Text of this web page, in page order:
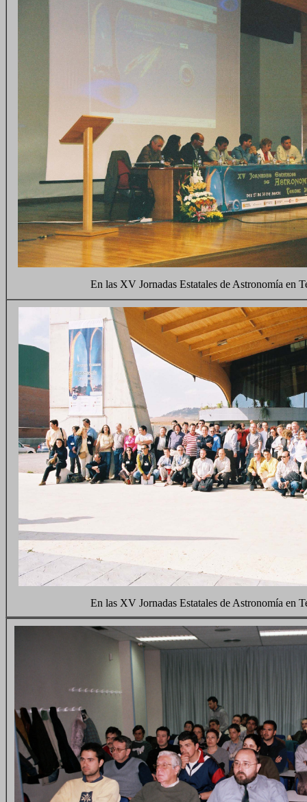
En las XV Jornadas Estatales de Astronomía en
En las XV Jornadas Estatales de Astronomía en